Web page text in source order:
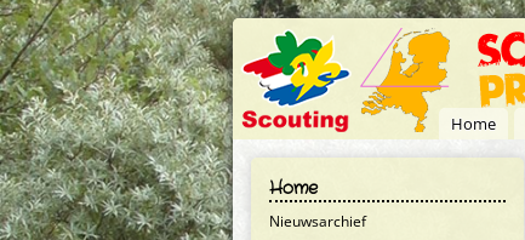
Overslaan en naar de inhoud gaan
Home
Home
Nieuwsarchief